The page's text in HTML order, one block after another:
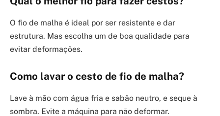
O fio de malha é ideal por ser resistente e dar
estrutura. Mas escolha um de boa qualidade para
evitar deformações.
Como lavar o cesto de fio de malha?
Lave à mão com água fria e sabão neutro, e seque à
sombra. Evite a máquina para não deformar.